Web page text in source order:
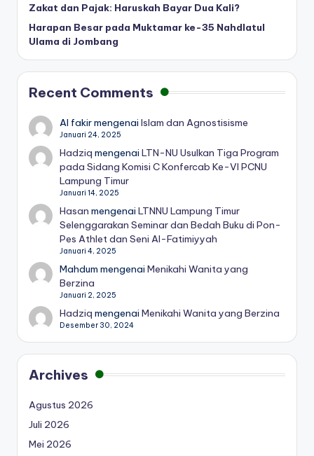
Zakat dan Pajak: Haruskah Bayar Dua Kali?
Harapan Besar pada Muktamar ke-35 Nahdlatul
Ulama di Jombang
Recent Comments
Al fakirmengenaiIslam dan Agnostisisme
Januari 24, 2025
Hadziq mengenaiLTN-NU Usulkan Tiga Program
pada Sidang Komisi C Konfercab Ke-VI PCNU
Lampung Timur
Januari 14, 2025
Hasan mengenaiLTNNU Lampung Timur
Selenggarakan Seminar dan Bedah Buku di Pon-
Pes Athlet dan Seni Al-Fatimiyyah
Januari 4, 2025
Mahdum mengenaiMenikahi Wanita yang
Berzina
Januari 2, 2025
Hadziq mengenaiMenikahi Wanita yang Berzina
Desember 30, 2024
Archives
Agustus 2026
Juli 2026
Mei 2026